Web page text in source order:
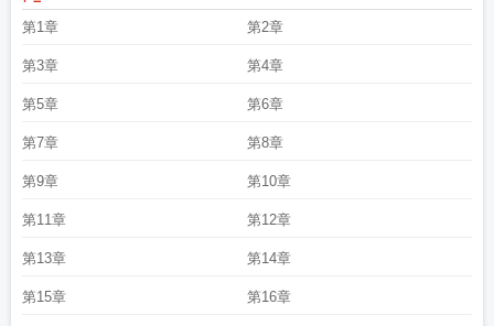
第1章 第2章
第3章 第4章
第5章 第6章
第7章 第8章
第9章 第10章
第11章 第12章
第13章 第14章
第15章 第16章